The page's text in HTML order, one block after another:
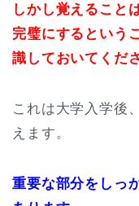
しかし覚えること
完璧にするという
識しておいてくだ
これは大学入学後
えます。
重要な部分をしっ